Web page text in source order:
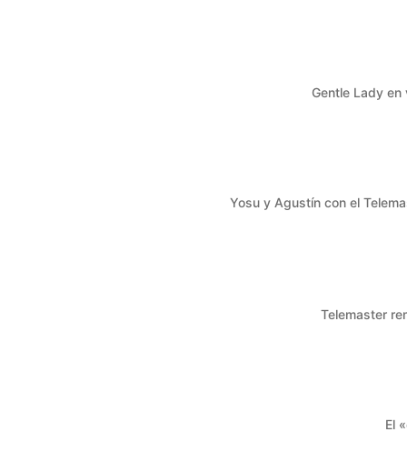
Gentle Lady
Yosu y Agustín con el
Telemaster
El